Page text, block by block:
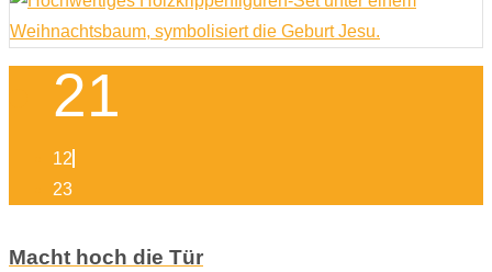
21
12
23
Macht hoch die Tür